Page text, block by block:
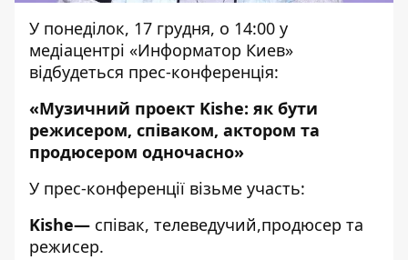
У понеділок, 17 грудня, о 14:00 у
медіацентрі «Информатор Киев»
відбудеться прес-конференція:
«Музичний проект Kishe: як бути
режисером, співаком, актором та
продюсером одночасно»
У прес-конференції візьме участь:
Kishe— співак, телеведучий,продюсер та
режисер.